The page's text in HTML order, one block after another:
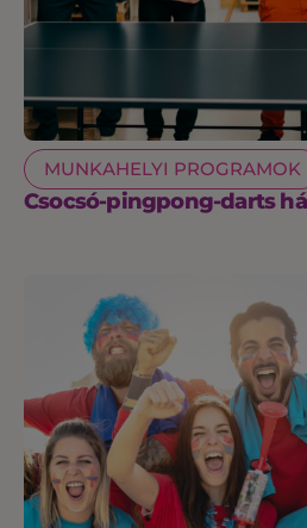
MUNKAHELYI PROGRAMOK
Csocsó-pingpong-darts